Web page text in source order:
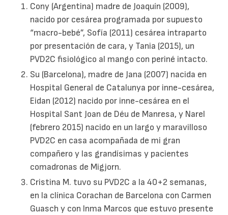
Cony (Argentina) madre de Joaquín (2009),
nacido por cesárea programada por supuesto
“macro-bebé”, Sofía (2011) cesárea intraparto
por presentación de cara, y Tania (2015), un
PVD2C fisiológico al mango con periné intacto.
Su (Barcelona), madre de Jana (2007) nacida en
Hospital General de Catalunya por inne-cesárea,
Eidan (2012) nacido por inne-cesárea en el
Hospital Sant Joan de Déu de Manresa, y Narel
(febrero 2015) nacido en un largo y maravilloso
PVD2C en casa acompañada de mi gran
compañero y las grandísimas y pacientes
comadronas de Migjorn.
Cristina M. tuvo su PVD2C a la 40+2 semanas,
en la clínica Corachan de Barcelona con Carmen
Guasch y con Inma Marcos que estuvo presente